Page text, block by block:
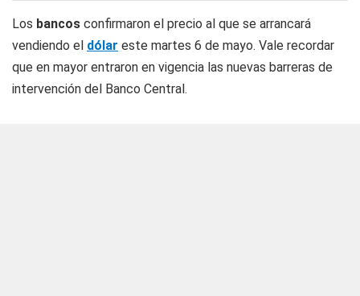
Los bancos confirmaron el precio al que se arrancará
vendiendo el dólar este martes 6 de mayo. Vale recordar
que en mayor entraron en vigencia las nuevas barreras de
intervención del Banco Central.